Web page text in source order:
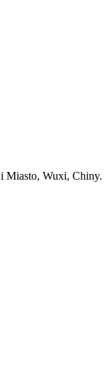
Miasto, Wuxi, Chiny.